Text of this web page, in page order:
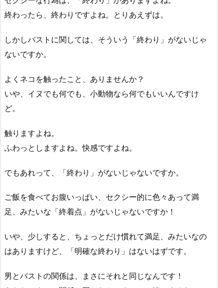
終わったら、終わりですよね。とりあえずは。
しかしバストに関しては、そういう「終わり」がないじゃ
ないですか。
よくネコを触ったこと、ありませんか？
いや、イヌでも何でも、小動物なら何でもいいんですけ
ど。
触りますよね。
ふわっとしますよね。快感ですよね。
でもあれって、「終わり」がないじゃないですか。
ご飯を食べてお腹いっぱい、セクシー的に色々あって満
足、みたいな「終着点」がないじゃないですか！
いや、少しすると、ちょっとだけ慣れて満足、みたいなの
はありますけど、「明確な終わり」はないはずです。
男とバストの関係は、まさにそれと同じなんです！